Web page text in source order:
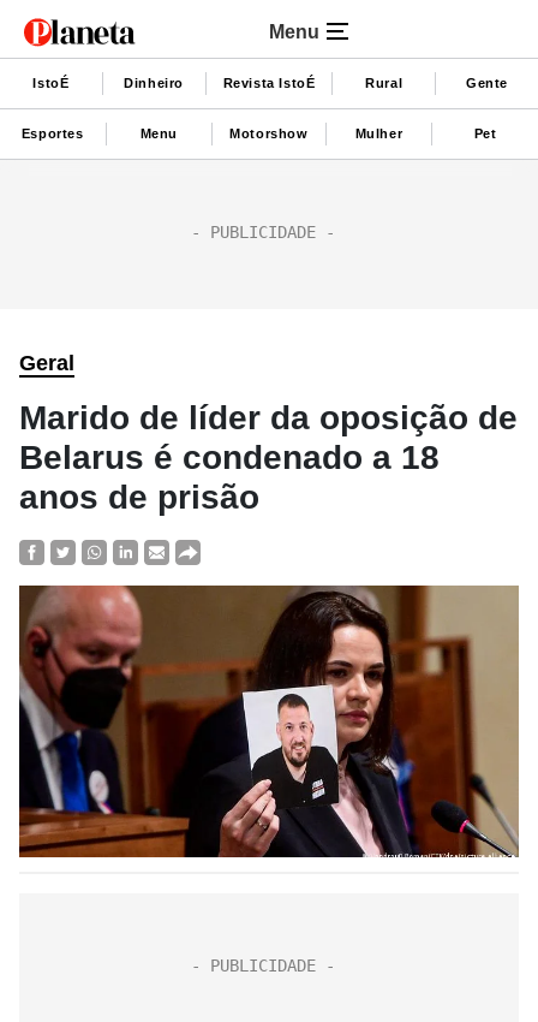
Menu
IstoÉ Dinheiro Revista IstoÉ Rural Gente
Esportes Menu Motorshow Mulher Pet
Geral
Marido de líder da oposição de
Belarus é condenado a 18
anos de prisão